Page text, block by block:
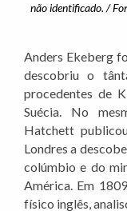
não identificado. /
Anders Ekeberg
descobriu o
procedentes de
Suécia. No
Hatchett
Londres a
colúmbio e do
América. Em
físico inglês,